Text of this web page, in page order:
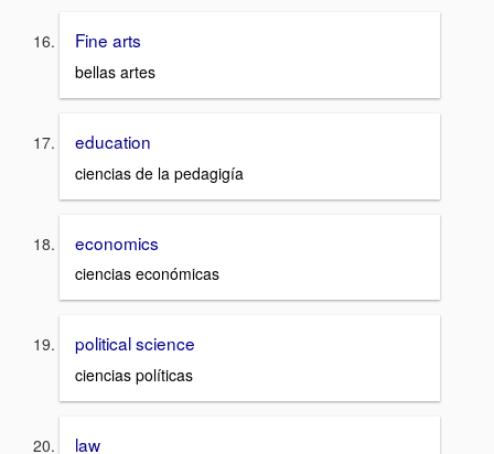
Fine arts
bellas artes
education
ciencias de la pedagigía
economics
ciencias económicas
political science
ciencias políticas
law